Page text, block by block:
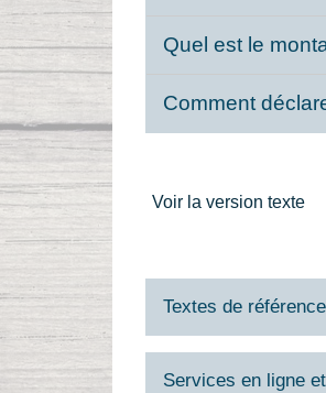
Quel est le
Comment
Voir la version texte
Textes de référence
Services en ligne